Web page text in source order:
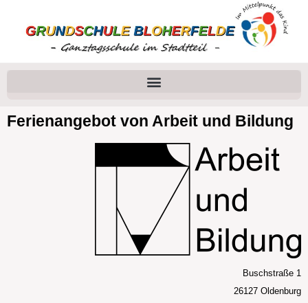
Ferienangebot von Arbeit und Bildung
Buschstraße 1
26127 Oldenburg